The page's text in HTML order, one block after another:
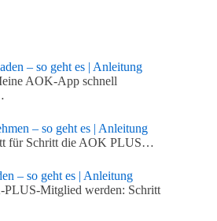
– so geht es | Anleitung
AOK-App schnell
– so geht es | Anleitung
für Schritt die AOK PLUS…
– so geht es | Anleitung
Mitglied werden: Schritt